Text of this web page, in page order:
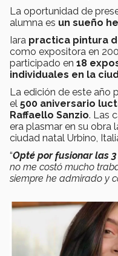
La oportunidad de
alumna es un sueño
Iara practica pintura
como expositora en
participado en 18
individuales en la
La edición de este año
el 500 aniversario
Raffaello Sanzio. Las
era plasmar en su obra
ciudad natal Urbino,
“Opté por fusionar las
no me costó mucho
siempre he admirado y